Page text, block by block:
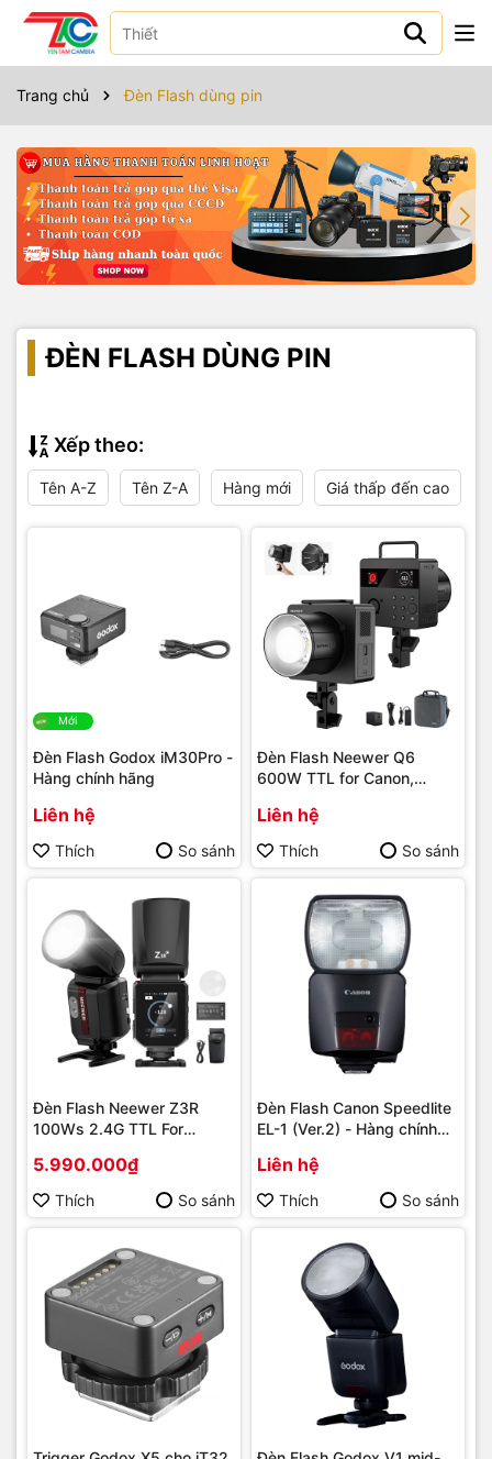
Trang chủ Đèn Flash dùng pin
ĐÈN FLASH DÙNG PIN
Xếp theo:
Tên A-Z Tên Z-A Hàng mới Giá thấp đến cao
Mới
Đèn Flash Godox iM30Pro -
Hàng chính hãng
Liên hệ
Thích So sánh
Đèn Flash Neewer Q6
600W TTL for Canon,
Liên hệ
Thích So sánh
Đèn Flash Neewer Z3R
100Ws 2.4G TTL For
5.990.000₫
Thích So sánh
Đèn Flash Canon Speedlite
EL-1 (Ver.2) - Hàng chính
Liên hệ
Thích So sánh